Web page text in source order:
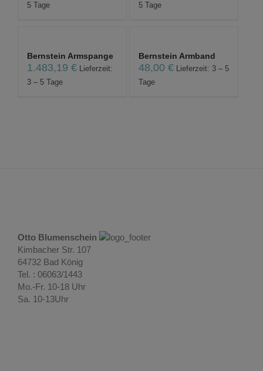
5 Tage
5 Tage
Bernstein Armspange
1.483,19 €
Lieferzeit:
3 – 5 Tage
Bernstein Armband
48,00€
Lieferzeit: 3 – 5
Tage
Otto Blumenschein
Kimbacher Str. 107
64732 Bad König
Tel. : 06063/1443
Mo.-Fr. 10-18 Uhr
Sa. 10-13Uhr